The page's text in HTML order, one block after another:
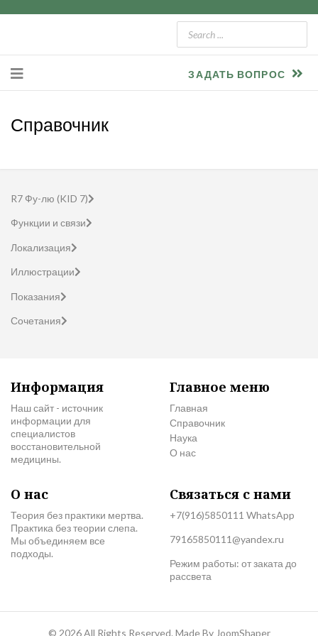
ЗАДАТЬ ВОПРОС
Справочник
R7 Фу-лю (KID 7)
Функции и связи
Локализация
Иллюстрации
Показания
Сочетания
Информация
Наш сайт - источник
информации для
специалистов
восстановительной
медицины.
Главное меню
Главная
Справочник
Наука
О нас
О нас
Теория без практики мертва.
Практика без теории слепа.
Мы объединяем все
подходы.
Связаться с нами
+7(916)5850111 WhatsApp
79165850111@yandex.ru
Режим работы: от заката до
рассвета
© 2026 All Rights Reserved. Made By JoomShaper